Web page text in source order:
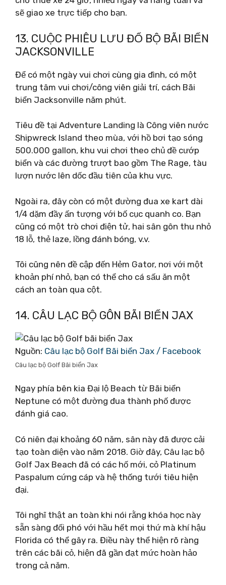
sẽ giao xe trực tiếp cho bạn.
13. CUỘC PHIÊU LƯU ĐỔ BỘ BÃI BIỂN
JACKSONVILLE
Để có một ngày vui chơi cùng gia đình, có một
trung tâm vui chơi/công viên giải trí, cách Bãi
biển Jacksonville năm phút.
Tiêu đề tại Adventure Landing là Công viên nước
Shipwreck Island theo mùa, với hồ bơi tạo sóng
500.000 gallon, khu vui chơi theo chủ đề cướp
biển và các đường trượt bao gồm The Rage, tàu
lượn nước lên dốc đầu tiên của khu vực.
Ngoài ra, đây còn có một đường đua xe kart dài
1/4 dặm đầy ấn tượng với bố cục quanh co. Bạn
cũng có một trò chơi điện tử, hai sân gôn thu nhỏ
18 lỗ, thẻ laze, lồng đánh bóng, v.v.
Tôi cũng nên đề cập đến Hẻm Gator, nơi với một
khoản phí nhỏ, bạn có thể cho cá sấu ăn một
cách an toàn qua cột.
14. CÂU LẠC BỘ GÔN BÃI BIỂN JAX
Nguồn: Câu lạc bộ Golf Bãi biển Jax / Facebook
Câu lạc bộ Golf Bãi biển Jax
Ngay phía bên kia Đại lộ Beach từ Bãi biển
Neptune có một đường đua thành phố được
đánh giá cao.
Có niên đại khoảng 60 năm, sân này đã được cải
tạo toàn diện vào năm 2018. Giờ đây, Câu lạc bộ
Golf Jax Beach đã có các hố mới, cỏ Platinum
Paspalum cứng cáp và hệ thống tưới tiêu hiện
đại.
Tôi nghĩ thật an toàn khi nói rằng khóa học này
sẵn sàng đối phó với hầu hết mọi thứ mà khí hậu
Florida có thể gây ra. Điều này thể hiện rõ ràng
trên các bãi cỏ, hiện đã gần đạt mức hoàn hảo
trong cả năm.